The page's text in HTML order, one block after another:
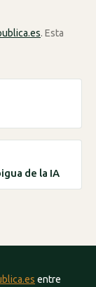
. Esta
de la IA
entre